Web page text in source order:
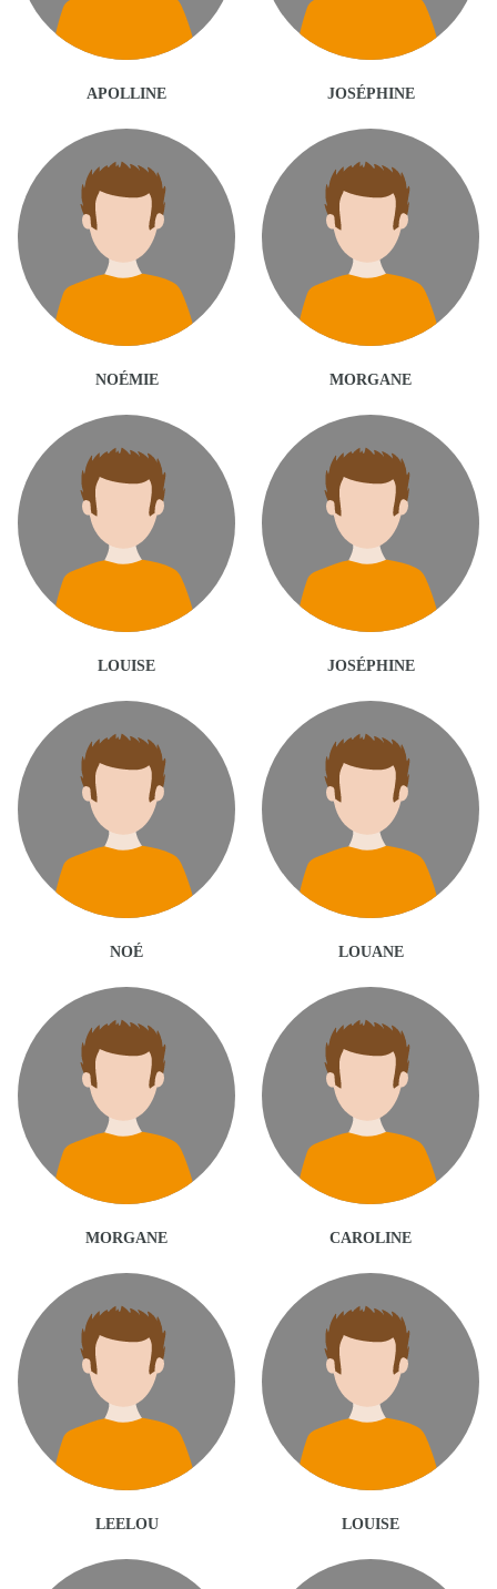
APOLLINE JOSÉPHINE
NOÉMIE MORGANE
LOUISE JOSÉPHINE
NOÉ LOUANE
MORGANE CAROLINE
LEELOU LOUISE